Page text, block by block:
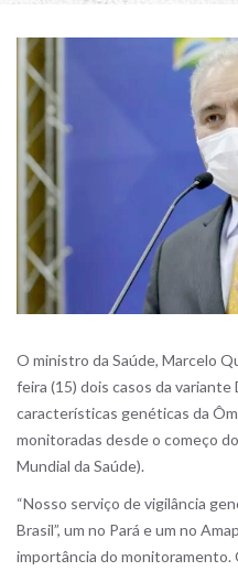
O ministro da Saúde, Marcelo
feira (15) dois casos da
características genéticas da
monitoradas desde o começo
Mundial da Saúde).
“Nosso serviço de vigilância
Brasil”, um no Pará e um no
importância do monitoramento.